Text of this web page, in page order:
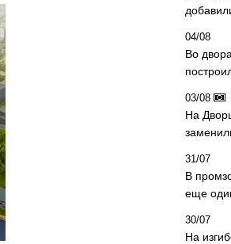
04/08
Во
03/08
На
31/07
В
еще
30/07
На